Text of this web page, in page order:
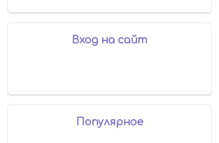
Вход на сайт
Популярное